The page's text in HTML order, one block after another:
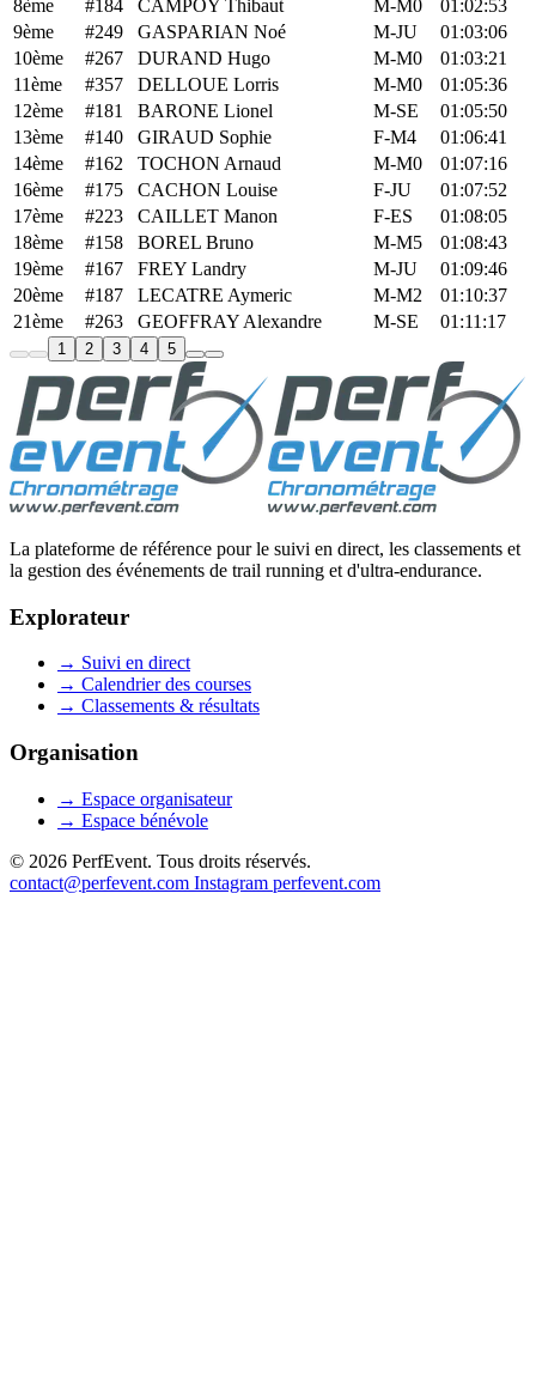
8ème #184 CAMPOY Thibaut M-M0
01:02:53
9ème
#249 GASPARIAN Noé M-JU
01:03:06
10ème
#267 DURAND Hugo M-M0
01:03:21
11ème
#357 DELLOUE Lorris M-M0
01:05:36
12ème
#181 BARONE Lionel M-SE
01:05:50
13ème
#140 GIRAUD Sophie F-M4
01:06:41
14ème
#162 TOCHON Arnaud M-M0
01:07:16
16ème
#175 CACHON Louise F-JU
01:07:52
17ème
#223 CAILLET Manon F-ES
01:08:05
18ème
#158 BOREL Bruno M-M5
01:08:43
19ème
#167 FREY Landry M-JU
01:09:46
20ème
#187 LECATRE Aymeric M-M2
01:10:37
21ème
#263 GEOFFRAY Alexandre M-SE 01:11:17
1 2 3 4 5
La plateforme de référence pour le suivi en direct, les classements et
la gestion des événements de trail running et d'ultra-endurance.
Explorateur
→ Suivi en direct
→ Calendrier des courses
→ Classements & résultats
Organisation
→ Espace organisateur
→ Espace bénévole
© 2026 PerfEvent. Tous droits réservés.
contact@perfevent.com Instagram perfevent.com